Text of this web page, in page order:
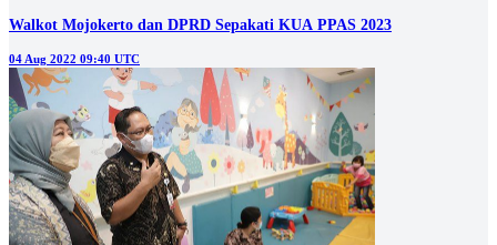
Walkot Mojokerto dan DPRD Sepakati KUA PPAS 2023
04 Aug 2022 09:40 UTC